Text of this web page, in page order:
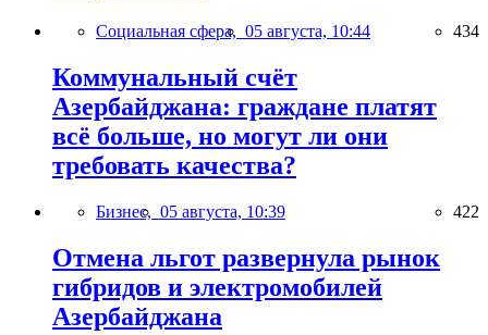
Социальная сфера, 05 августа, 10:44 434
Коммунальный счёт
Азербайджана: граждане платят
всё больше, но могут ли они
требовать качества?
Бизнес, 05 августа, 10:39 422
Отмена льгот развернула рынок
гибридов и электромобилей
Азербайджана